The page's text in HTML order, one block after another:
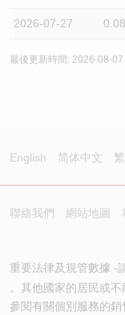
2026-07-27 0.08
最後更新時間: 2026-08-07
English 简体中文
聯絡我們 網站地圖
重要法律及規管數據 -
。其他國家的居民或
參閱有關個別服務的